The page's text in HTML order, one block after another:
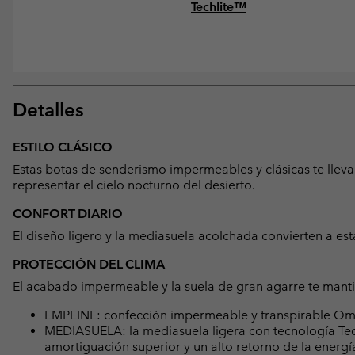
Techlite™
Detalles
ESTILO CLÁSICO
Estas botas de senderismo impermeables y clásicas te
representar el cielo nocturno del desierto.
CONFORT DIARIO
El diseño ligero y la mediasuela acolchada convierten a
PROTECCIÓN DEL CLIMA
El acabado impermeable y la suela de gran agarre te
EMPEINE: confección impermeable y transpirable
MEDIASUELA: la mediasuela ligera con tecnología
amortiguación superior y un alto retorno de la